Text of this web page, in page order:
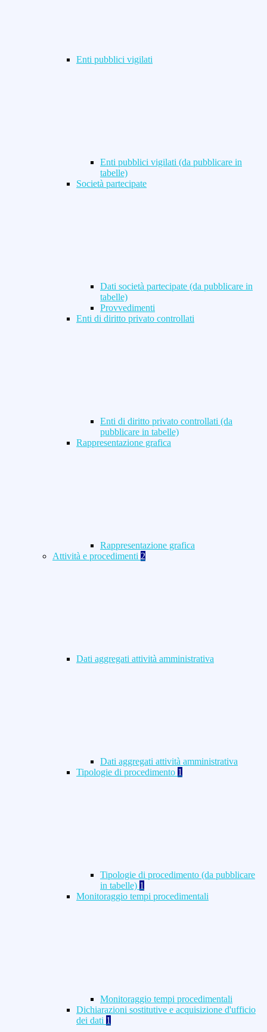
Enti pubblici vigilati
Enti pubblici vigilati (da pubblicare in
tabelle)
Società partecipate
Dati società partecipate (da pubblicare in
tabelle)
Provvedimenti
Enti di diritto privato controllati
Enti di diritto privato controllati (da
pubblicare in tabelle)
Rappresentazione grafica
Rappresentazione grafica
Attività e procedimenti 2
Dati aggregati attività amministrativa
Dati aggregati attività amministrativa
Tipologie di procedimento 1
Tipologie di procedimento (da pubblicare
in tabelle) 1
Monitoraggio tempi procedimentali
Monitoraggio tempi procedimentali
Dichiarazioni sostitutive e acquisizione d'ufficio
dei dati 1